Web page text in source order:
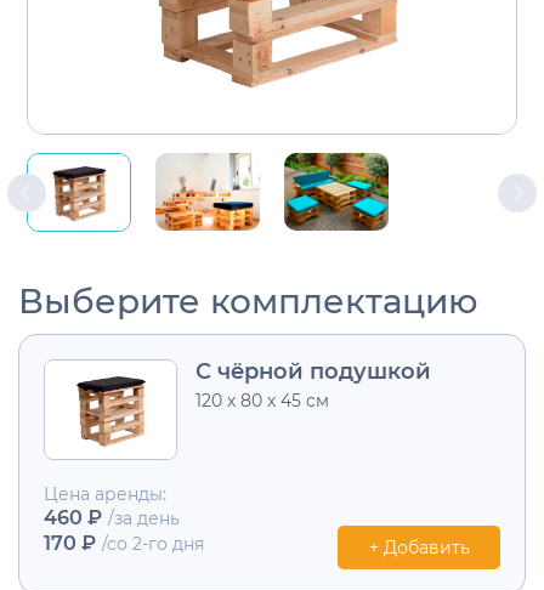
Выберите комплектацию
С чёрной подушкой
120 х 80 х 45 cм
Цена аренды:
460 ₽ /за день
170 ₽ /со 2-го дня + Добавить